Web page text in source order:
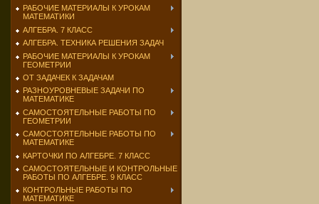
РАБОЧИЕ МАТЕРИАЛЫ К УРОКАМ
МАТЕМАТИКИ
АЛГЕБРА. 7 КЛАСС
АЛГЕБРА. ТЕХНИКА РЕШЕНИЯ ЗАДАЧ
РАБОЧИЕ МАТЕРИАЛЫ К УРОКАМ
ГЕОМЕТРИИ
ОТ ЗАДАЧЕК К ЗАДАЧАМ
РАЗНОУРОВНЕВЫЕ ЗАДАЧИ ПО
МАТЕМАТИКЕ
САМОСТОЯТЕЛЬНЫЕ РАБОТЫ ПО
ГЕОМЕТРИИ
САМОСТОЯТЕЛЬНЫЕ РАБОТЫ ПО
МАТЕМАТИКЕ
КАРТОЧКИ ПО АЛГЕБРЕ. 7 КЛАСС
САМОСТОЯТЕЛЬНЫЕ И КОНТРОЛЬНЫЕ
РАБОТЫ ПО АЛГЕБРЕ. 9 КЛАСС
КОНТРОЛЬНЫЕ РАБОТЫ ПО
МАТЕМАТИКЕ